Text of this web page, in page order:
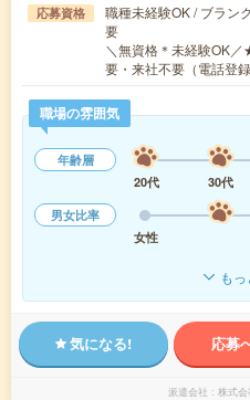
応募資格
職種未経験OK / ブラン
要
＼無資格＊未経験OK
要・来社不要（電話登
職場の雰囲気
年齢層
20代
30代
男女比率
女性
も
気になる! 応募
派遣会社 株式会